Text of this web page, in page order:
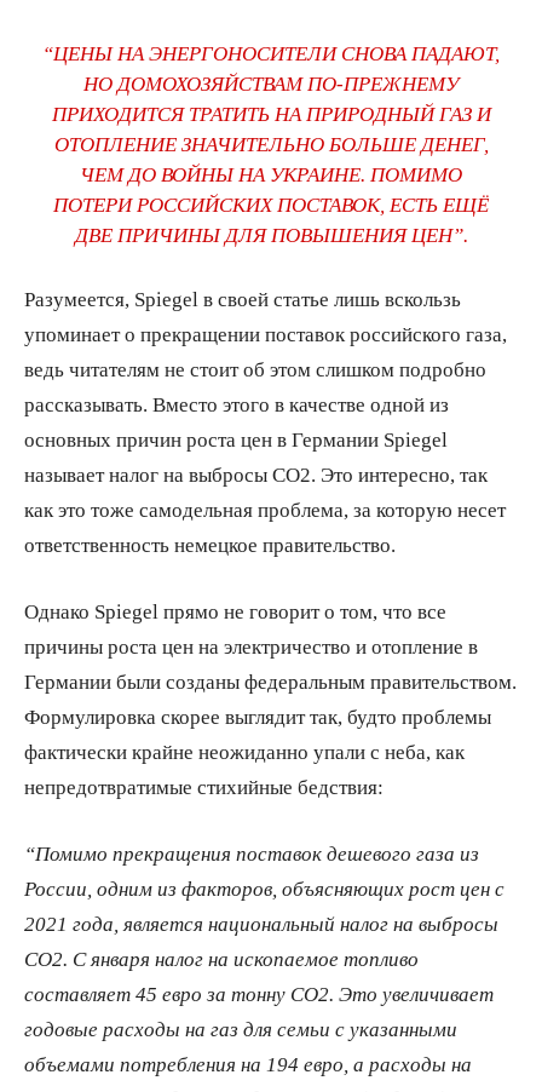
“ЦЕНЫ НА ЭНЕРГОНОСИТЕЛИ СНОВА ПАДАЮТ,
НО ДОМОХОЗЯЙСТВАМ ПО-ПРЕЖНЕМУ
ПРИХОДИТСЯ ТРАТИТЬ НА ПРИРОДНЫЙ ГАЗ И
ОТОПЛЕНИЕ ЗНАЧИТЕЛЬНО БОЛЬШЕ ДЕНЕГ,
ЧЕМ ДО ВОЙНЫ НА УКРАИНЕ. ПОМИМО
ПОТЕРИ РОССИЙСКИХ ПОСТАВОК, ЕСТЬ ЕЩЁ
ДВЕ ПРИЧИНЫ ДЛЯ ПОВЫШЕНИЯ ЦЕН”.
Разумеется, Spiegel в своей статье лишь вскользь
упоминает о прекращении поставок российского газа,
ведь читателям не стоит об этом слишком подробно
рассказывать. Вместо этого в качестве одной из
основных причин роста цен в Германии Spiegel
называет налог на выбросы CO2. Это интересно, так
как это тоже самодельная проблема, за которую несет
ответственность немецкое правительство.
Однако Spiegel прямо не говорит о том, что все
причины роста цен на электричество и отопление в
Германии были созданы федеральным правительством.
Формулировка скорее выглядит так, будто проблемы
фактически крайне неожиданно упали с неба, как
непредотвратимые стихийные бедствия:
“Помимо прекращения поставок дешевого газа из
России, одним из факторов, объясняющих рост цен с
2021 года, является национальный налог на выбросы
CO2. С января налог на ископаемое топливо
составляет 45 евро за тонну CO2. Это увеличивает
годовые расходы на газ для семьи с указанными
объемами потребления на 194 евро, а расходы на